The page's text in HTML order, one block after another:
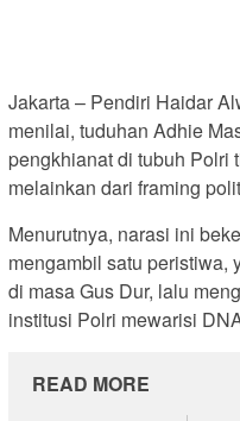
Jakarta – Pendiri Haidar
menilai, tuduhan Adhie
pengkhianat di tubuh Polri
melainkan dari framing
Menurutnya, narasi ini
mengambil satu peristiwa,
di masa Gus Dur, lalu
institusi Polri mewarisi
READ MORE